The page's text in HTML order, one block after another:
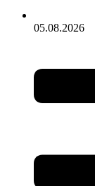
05.08.2026